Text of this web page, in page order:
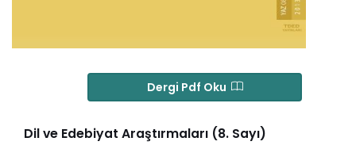
Dergi Pdf Oku
Dil ve Edebiyat Araştırmaları (8. Sayı)